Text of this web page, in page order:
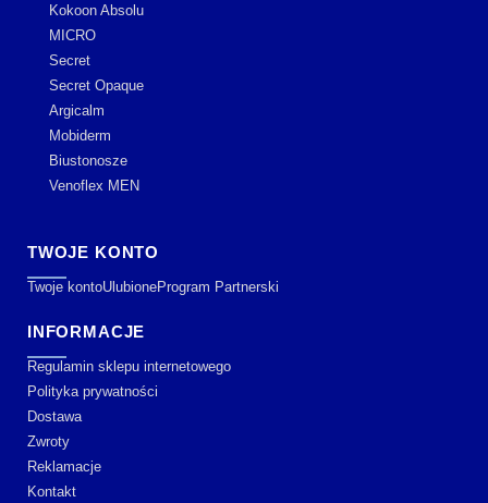
Kokoon Absolu
MICRO
Secret
Secret Opaque
Argicalm
Mobiderm
Biustonosze
Venoflex MEN
TWOJE KONTO
Twoje kontoUlubioneProgram Partnerski
INFORMACJE
Regulamin sklepu internetowego
Polityka prywatności
Dostawa
Zwroty
Reklamacje
Kontakt